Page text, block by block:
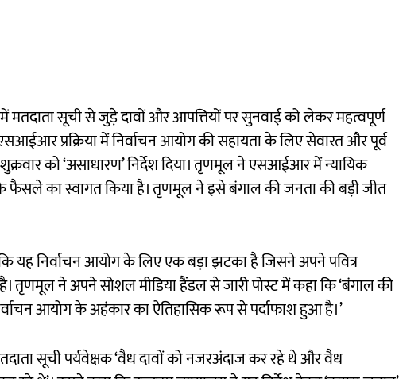
में मतदाता सूची से जुड़े दावों और आपत्तियों पर सुनवाई को लेकर महत्वपूर्ण
प्रक्रिया में निर्वाचन आयोग की सहायता के लिए सेवारत और पूर्व
को ‘असाधारण’ निर्देश दिया। तृणमूल ने एसआईआर में न्यायिक
फैसले का स्वागत किया है। तृणमूल ने इसे बंगाल की जनता की बड़ी जीत
कि यह निर्वाचन आयोग के लिए एक बड़ा झटका है जिसने अपने पवित्र
तृणमूल ने अपने सोशल मीडिया हैंडल से जारी पोस्ट में कहा कि ‘बंगाल की
आयोग के अहंकार का ऐतिहासिक रूप से पर्दाफाश हुआ है।’
सूची पर्यवेक्षक ‘वैध दावों को नजरअंदाज कर रहे थे और वैध